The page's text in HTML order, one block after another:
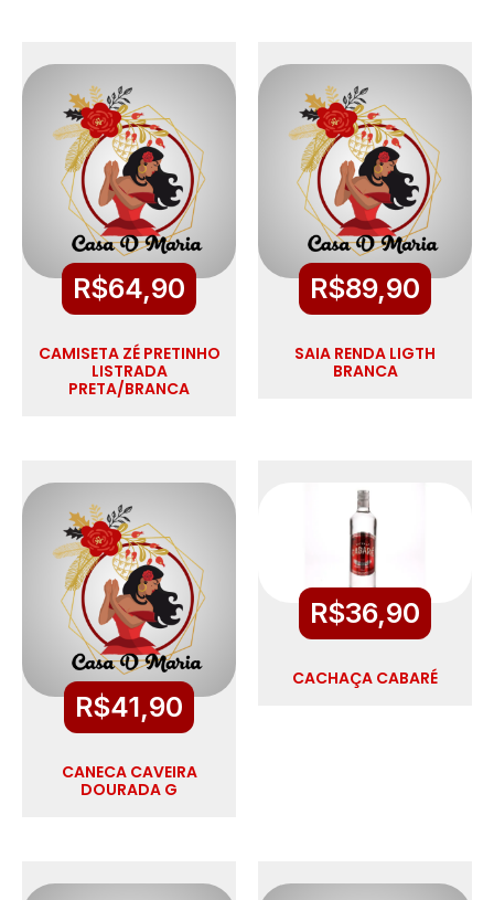
R$64,90
CAMISETA ZÉ PRETINHO
LISTRADA
PRETA/BRANCA
R$89,90
SAIA RENDA LIGTH
BRANCA
R$41,90
CANECA CAVEIRA
DOURADA G
R$36,90
CACHAÇA CABARÉ